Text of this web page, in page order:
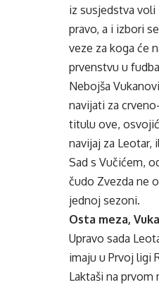
iz susjedstva voli
pravo, a i izbori
veze za koga će
prvenstvu u
Nebojša
navijati za
titulu ove,
navijaj za Leotar,
Sad s Vučićem,
čudo Zvezda ne
jednoj sezoni.
Osta meza,
Upravo sada
imaju u Prvoj ligi
Laktaši na prvom